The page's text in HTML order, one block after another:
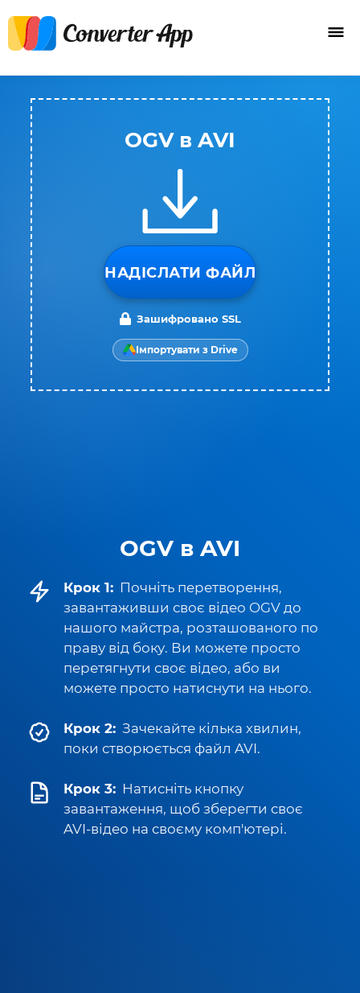
OGV в AVI
Крок 1: Почніть перетворення,
завантаживши своє відео OGV до
нашого майстра, розташованого по
праву від боку. Ви можете просто
перетягнути своє відео, або ви
можете просто натиснути на нього.
Крок 2: Зачекайте кілька хвилин,
поки створюється файл AVI.
Крок 3: Натисніть кнопку
завантаження, щоб зберегти своє
AVI-відео на своєму комп'ютері.
OGV в AVI
НАДІСЛАТИ ФАЙЛ
Зашифровано SSL
Імпортувати з Drive